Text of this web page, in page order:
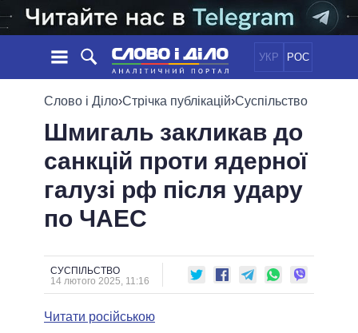
УКР РОС
НОВИНИ
СТРІЧКА
ПОДІЇ
СТАТТІ
ДУМКИ
ОГЛЯДИ
ДАЙДЖЕСТИ
ПОЛІТИКА
ЕКОНОМІКА
СУСПІЛЬСТВО
ОБIЦЯНКИ
ПОЛIТИКИ
УСІ ПОЛІТИКИ
ПРЕЗИДЕНТ І ОФІС
ВЕРХОВНА РАДА
КАБІНЕТ МІНІСТРІВ
МЕРИ МІСТ
ІНФОГРАФІКА
ПІДТРИМАТИ
ПОРІВНЯННЯ ПОЛІТИКІВ
Слово і Діло›Стрічка публікацій›Суспільство
Шмигаль закликав до
санкцій проти ядерної
галузі рф після удару
по ЧАЕС
СУСПІЛЬСТВО
14 лютого 2025, 11:16
Читати російською